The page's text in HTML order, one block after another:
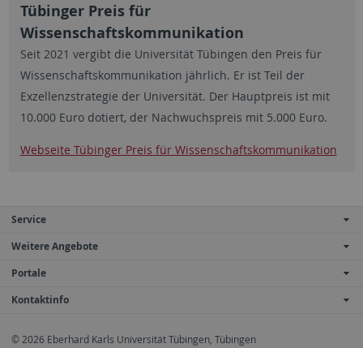
Tübinger Preis für
Wissenschaftskommunikation
Seit 2021 vergibt die Universität Tübingen den Preis für
Wissenschaftskommunikation jährlich. Er ist Teil der
Exzellenzstrategie der Universität. Der Hauptpreis ist mit
10.000 Euro dotiert, der Nachwuchspreis mit 5.000 Euro.
Webseite Tübinger Preis für Wissenschaftskommunikation
Service
Weitere Angebote
Portale
Kontaktinfo
© 2026 Eberhard Karls Universität Tübingen, Tübingen